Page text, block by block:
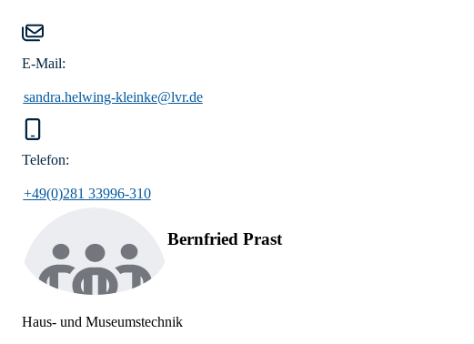
E-Mail:
sandra.helwing-kleinke@lvr.de
Telefon:
+49(0)281 33996-310
Bernfried Prast
Haus- und Museumstechnik